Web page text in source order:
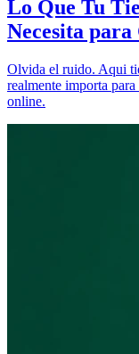
Lo Que Tu
Necesita
Olvida el ruido. Aqui
realmente importa
online.